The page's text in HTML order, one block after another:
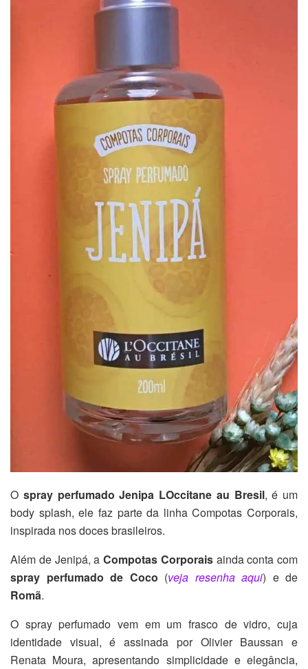
O spray perfumado Jenipa LOccitane au Bresil, é um
body splash, ele faz parte da linha Compotas Corporais,
inspirada nos doces brasileiros.
Além de Jenipá, a Compotas Corporaisainda conta com
spray perfumado de Coco (veja resenha aqui) e de
Romã.
O spray perfumado vem em um frasco de vidro, cuja
identidade visual, é assinada por Olivier Baussan e
Renata Moura, apresentando simplicidade e elegância,